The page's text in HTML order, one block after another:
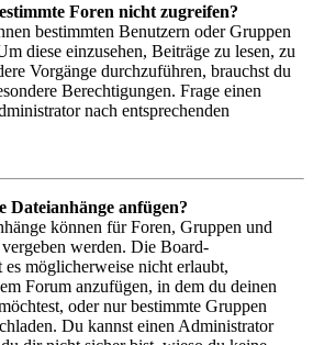
Foren nicht zugreifen?
bestimmten Benutzern oder Gruppen
diese einzusehen, Beiträge zu lesen, zu
Vorgänge durchzuführen, brauchst du
Berechtigungen. Frage einen
nach entsprechenden
Dateianhänge anfügen?
können für Foren, Gruppen und
werden. Die Board-
möglicherweise nicht erlaubt,
Forum anzufügen, in dem du deinen
oder nur bestimmte Gruppen
Du kannst einen Administrator